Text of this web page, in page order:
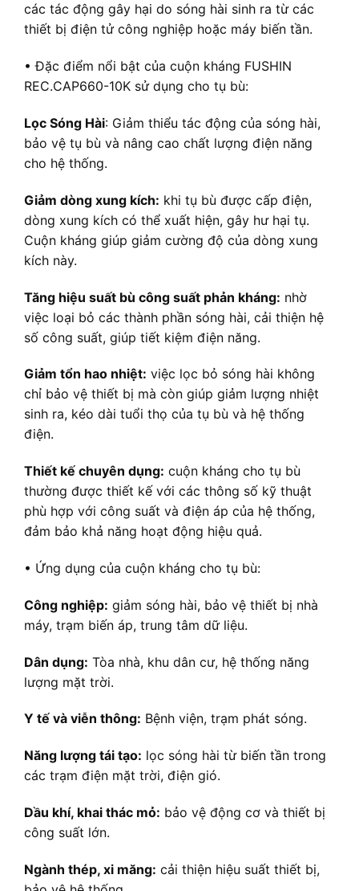
các tác động gây hại do sóng hài sinh ra từ các
thiết bị điện tử công nghiệp hoặc máy biến tần.
• Đặc điểm nổi bật của cuộn kháng FUSHIN
REC.CAP660-10K sử dụng cho tụ bù:
Lọc Sóng Hài: Giảm thiểu tác động của sóng hài,
bảo vệ tụ bù và nâng cao chất lượng điện năng
cho hệ thống.
Giảm dòng xung kích: khi tụ bù được cấp điện,
dòng xung kích có thể xuất hiện, gây hư hại tụ.
Cuộn kháng giúp giảm cường độ của dòng xung
kích này.
Tăng hiệu suất bù công suất phản kháng: nhờ
việc loại bỏ các thành phần sóng hài, cải thiện hệ
số công suất, giúp tiết kiệm điện năng.
Giảm tổn hao nhiệt: việc lọc bỏ sóng hài không
chỉ bảo vệ thiết bị mà còn giúp giảm lượng nhiệt
sinh ra, kéo dài tuổi thọ của tụ bù và hệ thống
điện.
Thiết kế chuyên dụng: cuộn kháng cho tụ bù
thường được thiết kế với các thông số kỹ thuật
phù hợp với công suất và điện áp của hệ thống,
đảm bảo khả năng hoạt động hiệu quả.
• Ứng dụng của cuộn kháng cho tụ bù:
Công nghiệp: giảm sóng hài, bảo vệ thiết bị nhà
máy, trạm biến áp, trung tâm dữ liệu.
Dân dụng: Tòa nhà, khu dân cư, hệ thống năng
lượng mặt trời.
Y tế và viễn thông: Bệnh viện, trạm phát sóng.
Năng lượng tái tạo: lọc sóng hài từ biến tần trong
các trạm điện mặt trời, điện gió.
Dầu khí, khai thác mỏ: bảo vệ động cơ và thiết bị
công suất lớn.
Ngành thép, xi măng: cải thiện hiệu suất thiết bị,